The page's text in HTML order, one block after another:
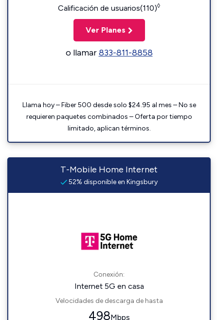
Calificación de usuarios(110)◊
Ver Planes
o llamar833-811-8858
Llama hoy – Fiber 500 desde solo $24.95 al mes – No se
requieren paquetes combinados – Oferta por tiempo
limitado, aplican términos.
T-Mobile Home Internet
52% disponible en Kingsbury
Conexión:
Internet 5G en casa
Velocidades de descarga de hasta
498Mbps